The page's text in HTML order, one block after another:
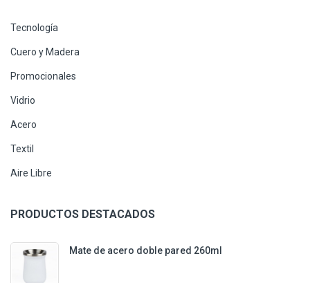
Tecnología
Cuero y Madera
Promocionales
Vidrio
Acero
Textil
Aire Libre
PRODUCTOS DESTACADOS
Mate de acero doble pared 260ml